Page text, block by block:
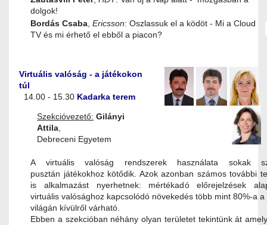
dolgok!
Bordás Csaba, Ericsson: Oszlassuk el a ködöt - Mi a Cloud
TV és mi érhető el ebből a piacon?
Virtuális valóság - a játékokon
túl
14.00 - 15.30 Kadarka terem
Szekcióvezető: Gilányi
Attila,
Debreceni Egyetem
A virtuális valóság rendszerek használata sokak
pusztán játékokhoz kötődik. Azok azonban számos további
is alkalmazást nyerhetnek: mértékadó előrejelzések
virtuális valósághoz kapcsolódó növekedés több mint 80%-a a
világán kívülről várható.
Ebben a szekcióban néhány olyan területet tekintünk át